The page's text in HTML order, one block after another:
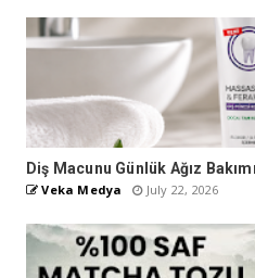
Diş Macunu Günlük Ağız
Veka Medya July 22, 2026